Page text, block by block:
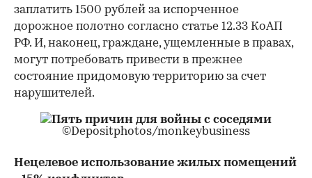
заплатить 1500 рублей за испорченное
дорожное полотно согласно статье 12.33 КоАП
РФ. И, наконец, граждане, ущемленные в правах,
могут потребовать привести в прежнее
состояние придомовую территорию за счет
нарушителей.
©Depositphotos/monkeybusiness
Нецелевое использование жилых помещений